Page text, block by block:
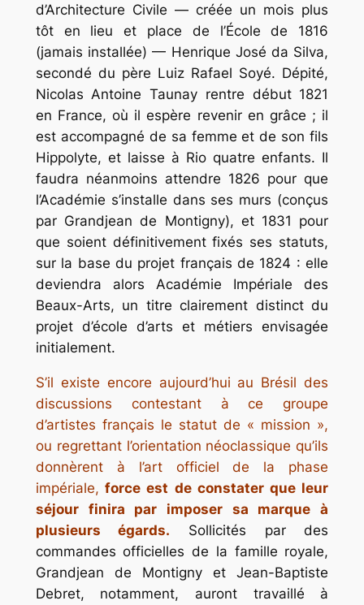
d’Architecture Civile — créée un mois plus
tôt en lieu et place de l’École de 1816
(jamais installée) — Henrique José da Silva,
secondé du père Luiz Rafael Soyé. Dépité,
Nicolas Antoine Taunay rentre début 1821
en France, où il espère revenir en grâce ; il
est accompagné de sa femme et de son fils
Hippolyte, et laisse à Rio quatre enfants. Il
faudra néanmoins attendre 1826 pour que
l’Académie s’installe dans ses murs (conçus
par Grandjean de Montigny), et 1831 pour
que soient définitivement fixés ses statuts,
sur la base du projet français de 1824 : elle
deviendra alors Académie Impériale des
Beaux-Arts, un titre clairement distinct du
projet d’école d’arts et métiers envisagée
initialement.
S’il existe encore aujourd’hui au Brésil des
discussions contestant à ce groupe
d’artistes français le statut de « mission »,
ou regrettant l’orientation néoclassique qu’ils
donnèrent à l’art officiel de la phase
impériale, force est de constater que leur
séjour finira par imposer sa marque à
plusieurs égards. Sollicités par des
commandes officielles de la famille royale,
Grandjean de Montigny et Jean-Baptiste
Debret, notamment, auront travaillé à